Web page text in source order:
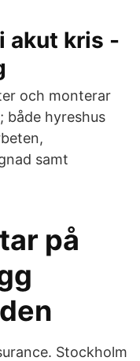
akut kris -
och monterar
både hyreshus
samt
på
Stockholm